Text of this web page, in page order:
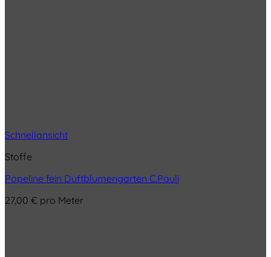
Schnellansicht
Stoffe
Popeline fein Duftblumengarten C.Pauli
27,00 € pro Meter